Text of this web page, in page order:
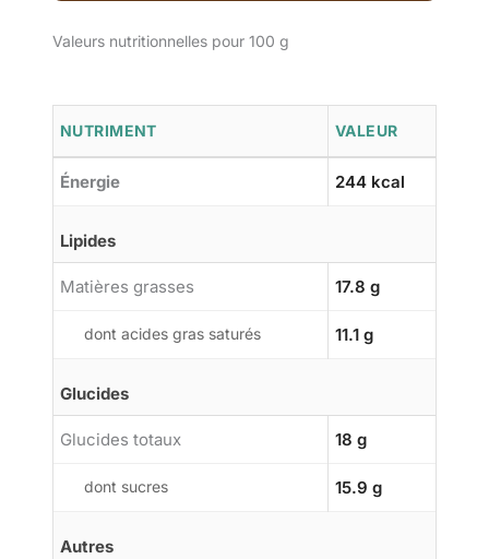
Valeurs nutritionnelles pour 100 g
NUTRIMENT VALEUR
Énergie 244 kcal
Lipides
Matières grasses 17.8 g
dont acides gras saturés 11.1 g
Glucides
Glucides totaux 18 g
dont sucres 15.9 g
Autres